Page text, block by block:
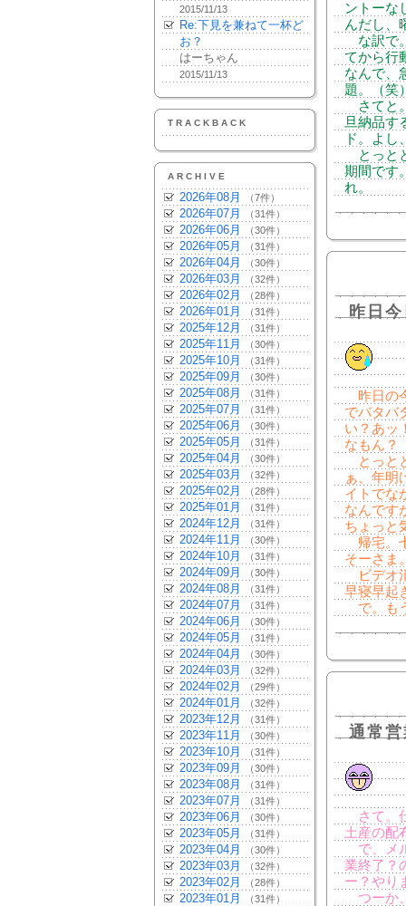
2015/11/13
Re:下見を兼ねて一杯ど
お？
はーちゃん
2015/11/13
TRACKBACK
ARCHIVE
2026年08月 （7件）
2026年07月 （31件）
2026年06月 （30件）
2026年05月 （31件）
2026年04月 （30件）
2026年03月 （32件）
2026年02月 （28件）
2026年01月 （31件）
2025年12月 （31件）
2025年11月 （30件）
2025年10月 （31件）
2025年09月 （30件）
2025年08月 （31件）
2025年07月 （31件）
2025年06月 （30件）
2025年05月 （31件）
2025年04月 （30件）
2025年03月 （32件）
2025年02月 （28件）
2025年01月 （31件）
2024年12月 （31件）
2024年11月 （30件）
2024年10月 （31件）
2024年09月 （30件）
2024年08月 （31件）
2024年07月 （31件）
2024年06月 （30件）
2024年05月 （31件）
2024年04月 （30件）
2024年03月 （32件）
2024年02月 （29件）
2024年01月 （32件）
2023年12月 （31件）
2023年11月 （30件）
2023年10月 （31件）
2023年09月 （30件）
2023年08月 （31件）
2023年07月 （31件）
2023年06月 （30件）
2023年05月 （31件）
2023年04月 （30件）
2023年03月 （32件）
2023年02月 （28件）
2023年01月 （31件）
ントーな
んだし、
な訳で
てから行
なんで、
題。（笑
さてと
旦納品す
ド。よし
とっと
期間です
れ。
昨日
昨日の
でバタバ
い？あッ
なもん？
とっと
ぁ、年明
イトでな
なんです
ちょっと
帰宅。
そーさま
ビデオ
早寝早起
で。も
通常
さて。
土産の配
で、メ
業終了？
ー？やり
つーか